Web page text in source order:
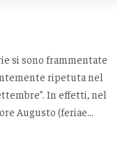
si sono frammentate
ripetuta nel
In effetti, nel
Augusto (feriae...